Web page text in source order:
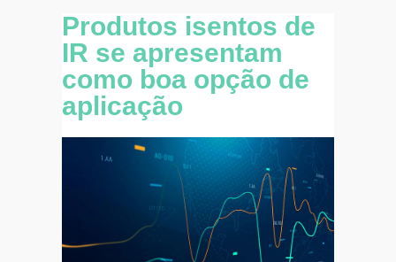
Produtos isentos de
IR se apresentam
como boa opção de
aplicação